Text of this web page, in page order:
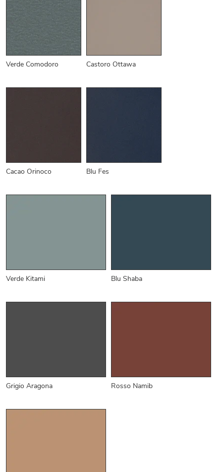
Verde Comodoro Castoro Ottawa
Cacao Orinoco Blu Fes
Verde Kitami Blu Shaba
Grigio Aragona Rosso Namib